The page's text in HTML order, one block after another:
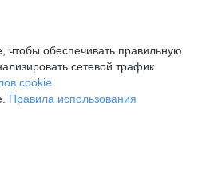
обеспечивать правильную
сетевой трафик.
cookie
Правила использования